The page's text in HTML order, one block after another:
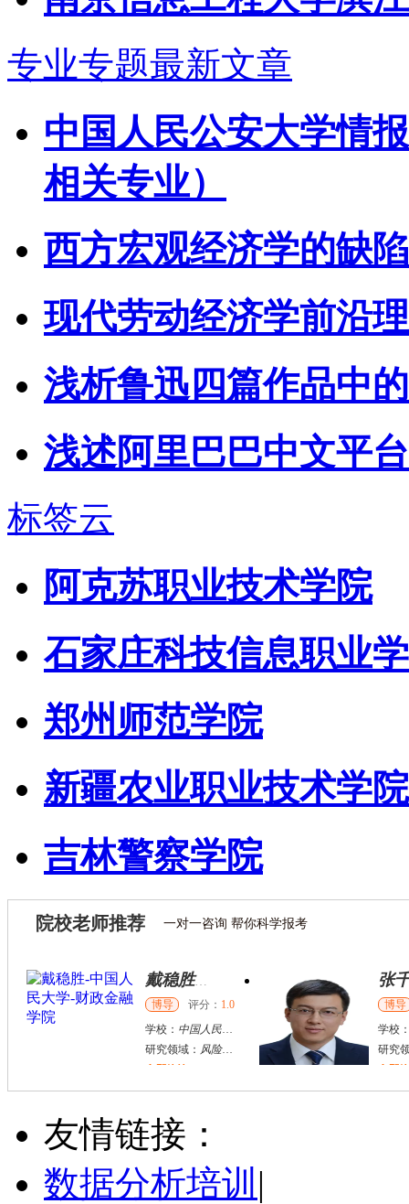
专业专题最新文章
中国人民公安大学情
相关专业）
西方宏观经济学的缺
现代劳动经济学前沿
浅析鲁迅四篇作品中
浅述阿里巴巴中文平
标签云
阿克苏职业技术学院
石家庄科技信息职业
郑州师范学院
新疆农业职业技术学院
吉林警察学院
院校老师推荐 一对一咨询 帮你科学报考
张千帆 哈尔滨市
博导 评分： 5.0
学校： 哈尔滨工业大学
电气工程及自动化学院
研究领域： 电气工程，新能源汽车驱动和充电
立即咨询
何斌锋 苏州市
其他
学校：南京大学
立即咨询
友情链接：
数据分析培训 |